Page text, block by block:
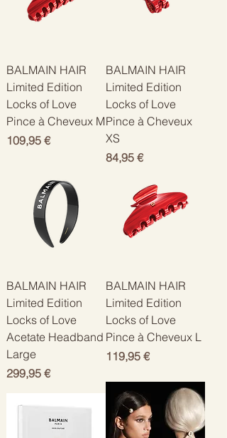
BALMAIN HAIR
Limited Edition
Locks of Love
Pince à Cheveux M
Цена
109,95 €
BALMAIN HAIR
Limited Edition
Locks of Love
Pince à Cheveux
XS
Цена
84,95 €
BALMAIN HAIR
Limited Edition
Locks of Love
Acetate Headband
Large
Цена
299,95 €
BALMAIN HAIR
Limited Edition
Locks of Love
Pince à Cheveux L
Цена
119,95 €